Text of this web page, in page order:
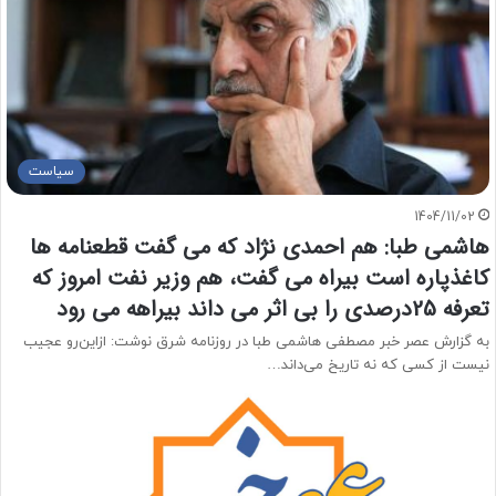
سیاست
1404/11/02
هاشمی طبا: هم احمدی نژاد که می گفت قطعنامه ها
کاغذپاره است بیراه می گفت، هم وزیر نفت امروز که
تعرفه 25درصدی را بی اثر می داند بیراهه می رود
به گزارش عصر خبر مصطفی هاشمی طبا در روزنامه شرق نوشت: ازاین‌رو عجیب
نیست از کسی که نه تاریخ می‌داند…